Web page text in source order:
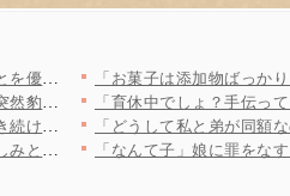
「プレゼンより母親であることを優先すべき」約束を破ってゴルフに…
「そういうのやめて？」夫が突然豹変…！ 優しくて完璧な夫に異変…
八つ当たりのように暴言を吐き続ける独身偽装男。二人は冷静にその…
お腹の子に会えなかった…悲しみとショックで何も覚えていない妻の…